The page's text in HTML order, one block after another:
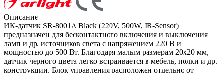
Описание
ИК-датчик SR-8001A Black (220V, 500W, IR-Sensor)
предназначен для бесконтактного включения и выключения
ламп и др. источников света с напряжением 220 В и
мощностью до 500 Вт. Благодаря малым размерам 20х20 мм,
датчик черного цвета легко встраивается в мебель, полки и др.
конструкции. Блок управления расположен отдельно от